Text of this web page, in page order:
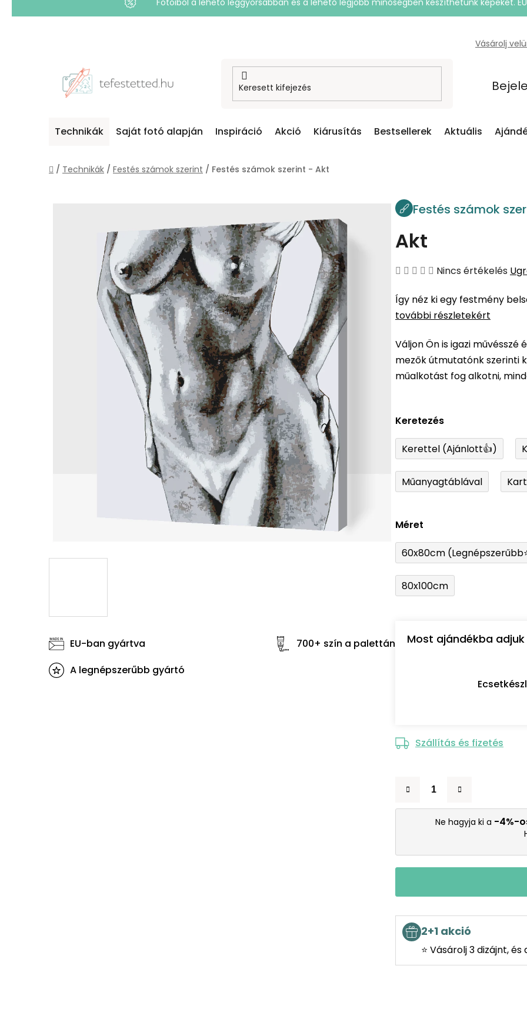
Fotóiból a lehető leggyorsabban és a lehető legjobb minőségben készíthetünk képeket.
Vásárolj
Technikák Saját fotó alapján Inspiráció Akció Kiárusítás Bestsellerek Aktuális
Kezdőlap
/ Technikák / Festés számok szerint / Festés számok szerint - Akt
Festés számok
Akt
A
átlagos
értékelése
ből
0,0
csillag.
Nincs értékelés
Így néz ki egy festmény
további részletekért
Váljon Ön is igazi
mezők útmutatónk szerinti
műalkotást fog alkotni,
Keretezés
Kerettel (Ajánlott👍)
Műanyagtáblával
Méret
60x80cm
80x100cm
Most ajándékba
Szállítás és fizetés
Ne hagyja ki a -4%-
2+1 akció
⭐ Vásárolj 3 dizájnt,
EU-ban gyártva
700+ szín a palettán
A legnépszerűbb gyártó